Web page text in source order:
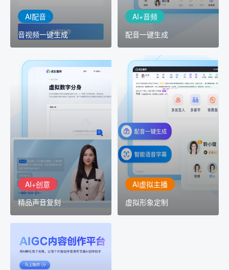
AI配音
音视频一键生成
AI+音频
配音一键生成
AI+创意
精品声音复刻
AI+创意
精品声音复刻
AI+创意：AIGC 能力集中
展示窗口，体验 AIGC 给
生活和生产带来的改变
AI虚拟主播
虚拟形象定制
讯飞智作：让每一个内容
创作者高效生产灵活定制
AIGC平台